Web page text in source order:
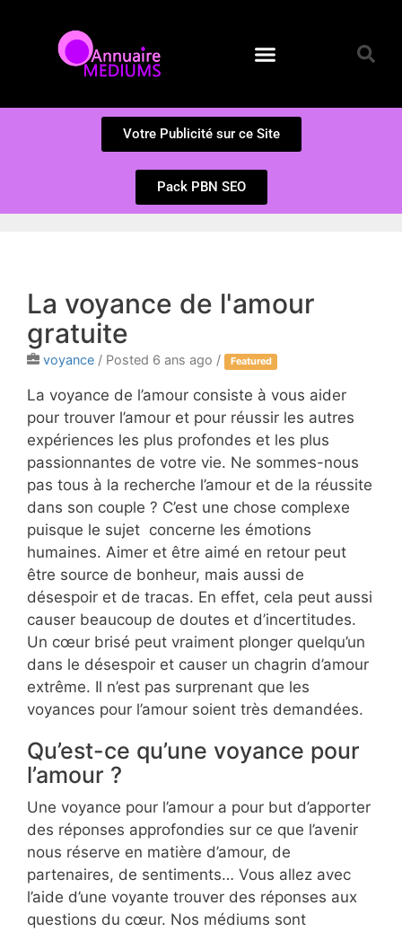
Votre Publicité sur ce Site
Pack PBN SEO
La voyance de l'amour
gratuite
voyance / Posted 6 ans ago / Featured
La voyance de l’amour consiste à vous aider
pour trouver l’amour et pour réussir les autres
expériences les plus profondes et les plus
passionnantes de votre vie. Ne sommes-nous
pas tous à la recherche l’amour et de la réussite
dans son couple ? C’est une chose complexe
puisque le sujet concerne les émotions
humaines. Aimer et être aimé en retour peut
être source de bonheur, mais aussi de
désespoir et de tracas. En effet, cela peut aussi
causer beaucoup de doutes et d’incertitudes.
Un cœur brisé peut vraiment plonger quelqu’un
dans le désespoir et causer un chagrin d’amour
extrême. Il n’est pas surprenant que les
voyances pour l’amour soient très demandées.
Qu’est-ce qu’une voyance pour
l’amour ?
Une voyance pour l’amour a pour but d’apporter
des réponses approfondies sur ce que l’avenir
nous réserve en matière d’amour, de
partenaires, de sentiments… Vous allez avec
l’aide d’une voyante trouver des réponses aux
questions du cœur. Nos médiums sont